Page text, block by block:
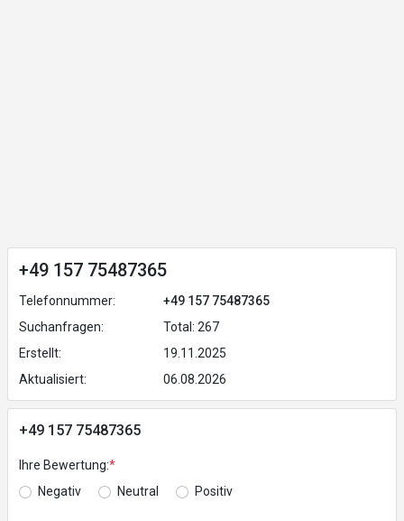
+49 157 75487365
Telefonnummer:
+49 157 75487365
Suchanfragen:
Total: 267
Erstellt:
19.11.2025
Aktualisiert:
06.08.2026
+49 157 75487365
Ihre Bewertung:*
Negativ
Neutral Positiv